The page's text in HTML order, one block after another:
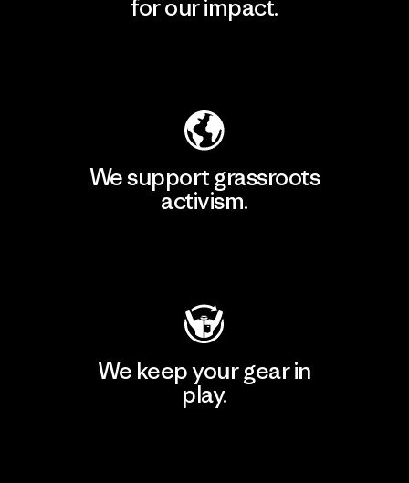
for our impact.
We support grassroots
activism.
We keep your gear in
play.